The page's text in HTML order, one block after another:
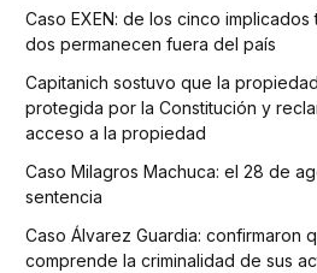
Caso EXEN: de los cinco
dos permanecen fuera del país
Capitanich sostuvo que la
protegida por la Constitución y
acceso a la propiedad
Caso Milagros Machuca: el 28 de
sentencia
Caso Álvarez Guardia: confirmaron
comprende la criminalidad de sus